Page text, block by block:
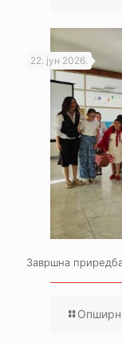
22. јун 2026.
Завршна